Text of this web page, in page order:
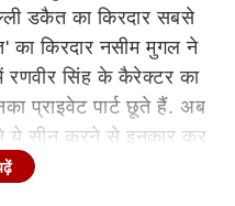
डकैत का किरदार सबसे
किरदार नसीम मुगल ने
रणवीर सिंह के कैरेक्टर का
प्राइवेट पार्ट छूते हैं. अब
ये सीन करने से इनकार कर